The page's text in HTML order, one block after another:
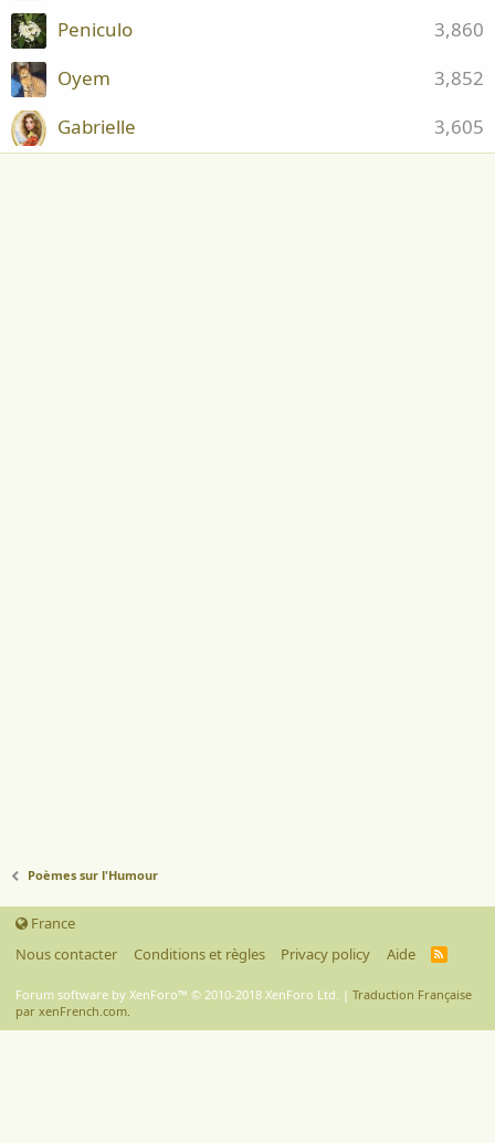
3,860
Peniculo
3,852
Oyem
3,605
Gabrielle
Poèmes sur l'Humour
France
Nous contacter
Conditions et règles Privacy policy Aide
R
Forum software by XenForo™ © 2010-2018 XenForo Ltd. | Traduction Française
par xenFrench.com.